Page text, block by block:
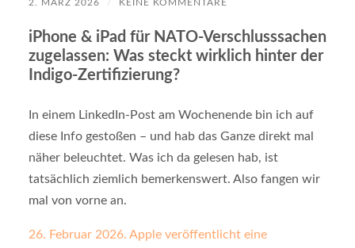
2. MÄRZ 2026 / KEINE KOMMENTARE
iPhone & iPad für NATO-Verschlusssachen
zugelassen: Was steckt wirklich hinter der
Indigo-Zertifizierung?
In einem LinkedIn-Post am Wochenende bin ich auf
diese Info gestoßen – und hab das Ganze direkt mal
näher beleuchtet. Was ich da gelesen hab, ist
tatsächlich ziemlich bemerkenswert. Also fangen wir
mal von vorne an.
26. Februar 2026. Apple veröffentlicht eine